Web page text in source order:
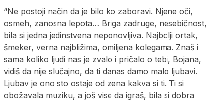
“Ne postoji način da je bilo ko zaboravi. Njene oči,
osmeh, zanosna lepota… Briga zadruge, nesebičnost,
bila si jedna jedinstvena neponovljiva. Najbolji ortak,
šmeker, verna najbližima, omiljena kolegama. Znaš i
sama koliko ljudi nas je zvalo i pričalo o tebi, Bojana,
vidiš da nije slučajno, da ti danas damo malo ljubavi.
Ljubav je ono sto ostaje od zena kakva si ti. Ti si
obožavala muziku, a još vise da igraš, bila si dobra